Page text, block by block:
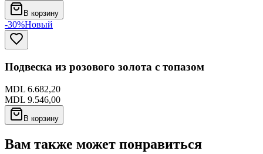
В корзину
-30%Новый
Подвеска из розового золота с топазом
MDL 6.682,20
MDL 9.546,00
В корзину
Вам также может понравиться